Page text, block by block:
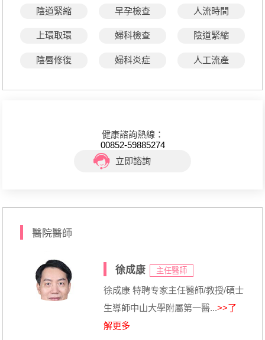
陰道緊縮 早孕檢查 人流時間
上環取環 婦科檢查 陰道緊縮
陰唇修復 婦科炎症 人工流產
健康諮詢熱線：
00852-59885274
立即諮詢
醫院醫師
徐成康 主任醫師
徐成康 特聘专家主任醫師/教授/碩士
生導師中山大學附屬第一醫...>>了
解更多